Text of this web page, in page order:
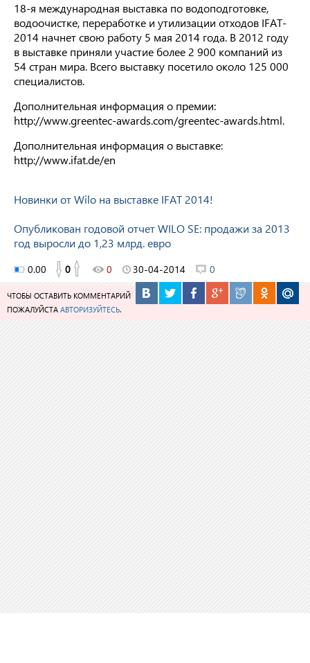
18-я международная выставка по водоподготовке,
водоочистке, переработке и утилизации отходов IFAT-
2014 начнет свою работу 5 мая 2014 года. В 2012 году
в выставке приняли участие более 2 900 компаний из
54 стран мира. Всего выставку посетило около 125 000
специалистов.
Дополнительная информация о премии:
http://www.greentec-awards.com/greentec-awards.html.
Дополнительная информация о выставке:
http://www.ifat.de/en
Новинки от Wilo на выставке IFAT 2014!
Опубликован годовой отчет WILO SE: продажи за 2013
год выросли до 1,23 млрд. евро
0.00 0 0 30-04-2014 0
ЧТОБЫ ОСТАВИТЬ КОММЕНТАРИЙ
ПОЖАЛУЙСТА АВТОРИЗУЙТЕСЬ.